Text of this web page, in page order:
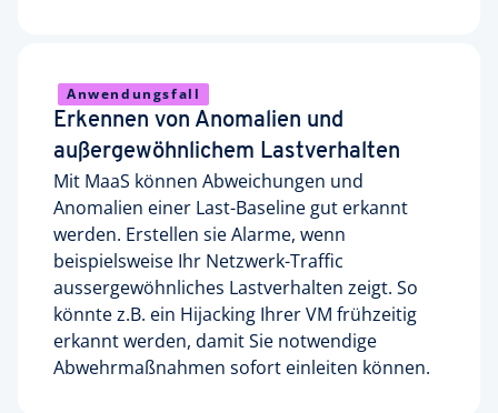
Anwendungsfall
Erkennen von Anomalien und
außergewöhnlichem Lastverhalten
Mit MaaS können Abweichungen und
Anomalien einer Last-Baseline gut erkannt
werden. Erstellen sie Alarme, wenn
beispielsweise Ihr Netzwerk-Traffic
aussergewöhnliches Lastverhalten zeigt. So
könnte z.B. ein Hijacking Ihrer VM frühzeitig
erkannt werden, damit Sie notwendige
Abwehrmaßnahmen sofort einleiten können.